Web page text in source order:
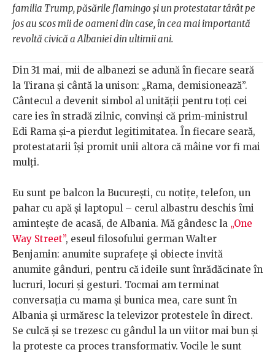
familia Trump, păsările flamingo și un protestatar târât pe
jos au scos mii de oameni din case, în cea mai importantă
revoltă civică a Albaniei din ultimii ani.
Din 31 mai, mii de albanezi se adună în fiecare seară
la Tirana și cântă la unison: „Rama, demisionează”.
Cântecul a devenit simbol al unității pentru toți cei
care ies în stradă zilnic, convinși că prim-ministrul
Edi Rama și-a pierdut legitimitatea. În fiecare seară,
protestatarii își promit unii altora că mâine vor fi mai
mulți.
Eu sunt pe balcon la București, cu notițe, telefon, un
pahar cu apă și laptopul – cerul albastru deschis îmi
amintește de acasă, de Albania. Mă gândesc la „One
Way Street”, eseul filosofului german Walter
Benjamin: anumite suprafețe și obiecte invită
anumite gânduri, pentru că ideile sunt înrădăcinate în
lucruri, locuri și gesturi. Tocmai am terminat
conversația cu mama și bunica mea, care sunt în
Albania și urmăresc la televizor protestele în direct.
Se culcă și se trezesc cu gândul la un viitor mai bun și
la proteste ca proces transformativ. Vocile le sunt